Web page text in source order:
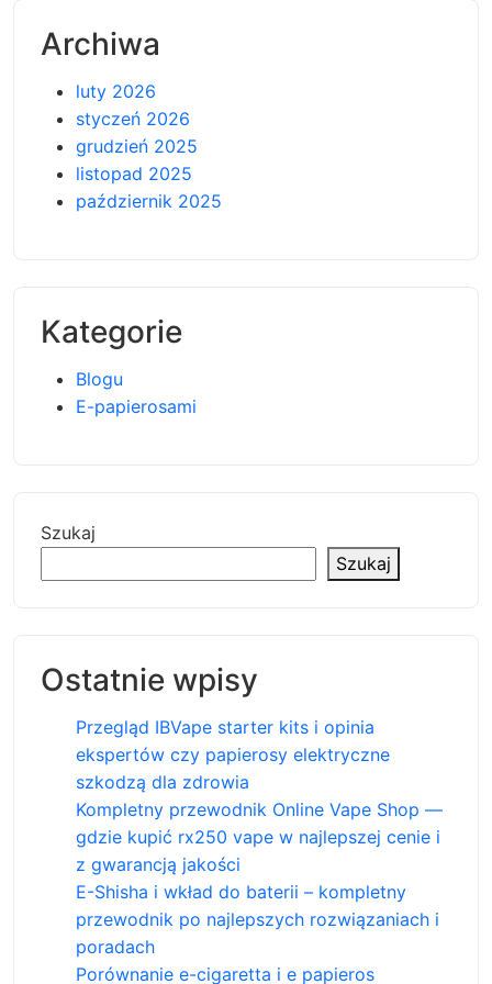
Archiwa
luty 2026
styczeń 2026
grudzień 2025
listopad 2025
październik 2025
Kategorie
Blogu
E-papierosami
Szukaj
Szukaj
Ostatnie wpisy
Przegląd IBVape starter kits i opinia
ekspertów czy papierosy elektryczne
szkodzą dla zdrowia
Kompletny przewodnik Online Vape Shop —
gdzie kupić rx250 vape w najlepszej cenie i
z gwarancją jakości
E-Shisha i wkład do baterii – kompletny
przewodnik po najlepszych rozwiązaniach i
poradach
Porównanie e-cigaretta i e papieros